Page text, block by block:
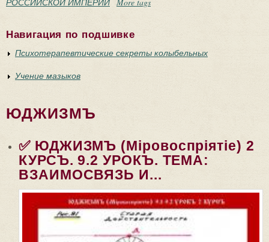
Навигация по подшивке
Психотерапевтические секреты колыбельных
Учение мазыков
ЮДЖИЗМЪ
✅ ЮДЖИЗМЪ (Мiровоспрiятiе) 2
КУРСЪ. 9.2 УРОКЪ. ТЕМА:
ВЗАИМОСВЯЗЬ И...